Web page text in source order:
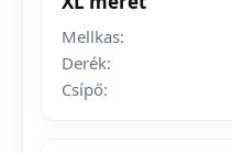
Mellkas:
Derék:
Csípő: